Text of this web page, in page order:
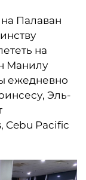
Палаван
на
Манилу
ежедневно
Эль-
Cebu Pacific